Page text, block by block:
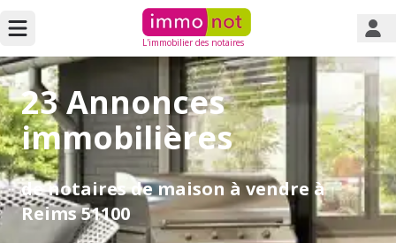
L'immobilier des notaires
23 Annonces
immobilières
de notaires de maison à vendre à
Reims 51100